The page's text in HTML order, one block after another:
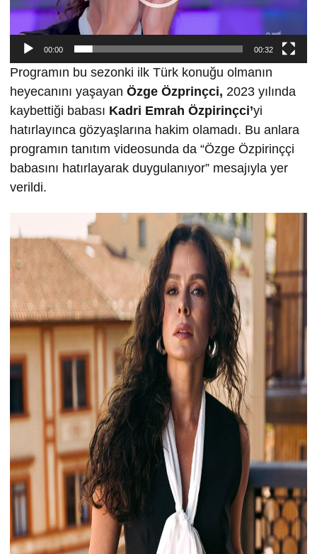
00:00 00:32
Programın bu sezonki ilk Türk konuğu olmanın
heyecanını yaşayan Özge Özprinçci, 2023 yılında
kaybettiği babası Kadri Emrah Özpirinçci’yi
hatırlayınca gözyaşlarına hakim olamadı. Bu anlara
programın tanıtım videosunda da “Özge Özpirinççi
babasını hatırlayarak duygulanıyor” mesajıyla yer
verildi.